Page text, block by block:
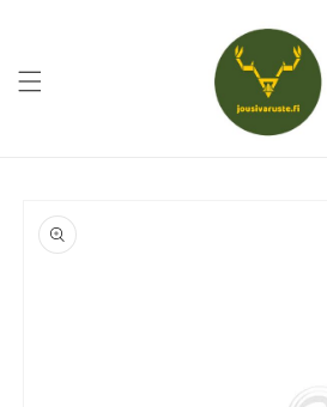
tuotetietoihin